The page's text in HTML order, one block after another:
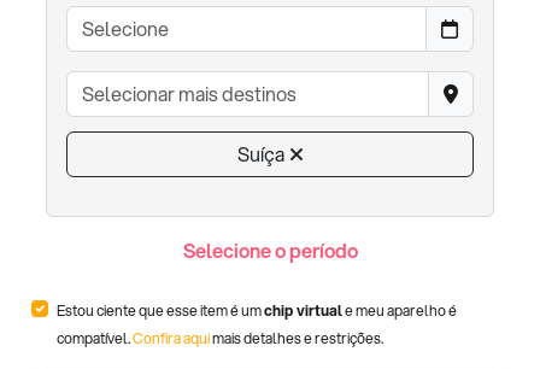
Suíça
Selecione o período
Estou ciente que esse item é umchip virtuale meu aparelho é
compatível.Confira aquimais detalhes e restrições.